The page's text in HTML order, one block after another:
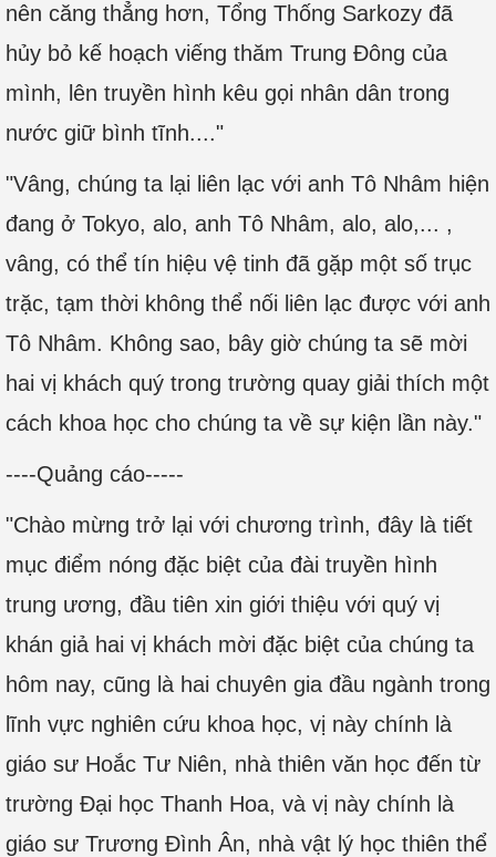
nên căng thẳng hơn, Tổng Thống Sarkozy đã
hủy bỏ kế hoạch viếng thăm Trung Đông của
mình, lên truyền hình kêu gọi nhân dân trong
nước giữ bình tĩnh...."
"Vâng, chúng ta lại liên lạc với anh Tô Nhâm hiện
đang ở Tokyo, alo, anh Tô Nhâm, alo, alo,... ,
vâng, có thể tín hiệu vệ tinh đã gặp một số trục
trặc, tạm thời không thể nối liên lạc được với anh
Tô Nhâm. Không sao, bây giờ chúng ta sẽ mời
hai vị khách quý trong trường quay giải thích một
cách khoa học cho chúng ta về sự kiện lần này."
----Quảng cáo-----
"Chào mừng trở lại với chương trình, đây là tiết
mục điểm nóng đặc biệt của đài truyền hình
trung ương, đầu tiên xin giới thiệu với quý vị
khán giả hai vị khách mời đặc biệt của chúng ta
hôm nay, cũng là hai chuyên gia đầu ngành trong
lĩnh vực nghiên cứu khoa học, vị này chính là
giáo sư Hoắc Tư Niên, nhà thiên văn học đến từ
trường Đại học Thanh Hoa, và vị này chính là
giáo sư Trương Đình Ân, nhà vật lý học thiên thể